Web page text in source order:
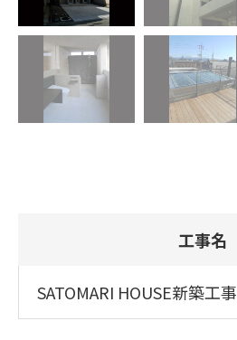
工事名
SATOMARI HOUSE新築工事